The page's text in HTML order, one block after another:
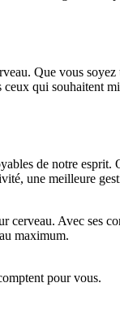
Que vous
qui souhaitent
de notre
une meilleure
Avec ses
maximum.
pour vous.